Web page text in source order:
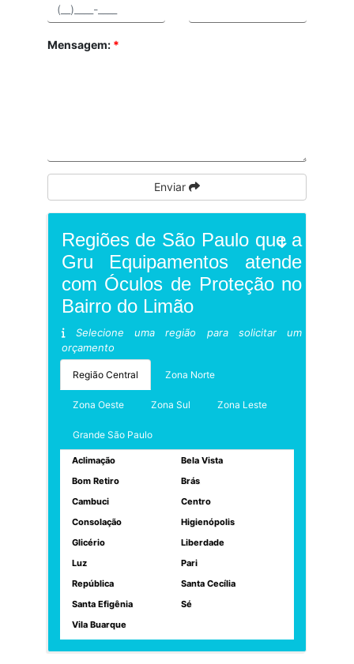
Mensagem: *
Enviar
Regiões de São Paulo que a
Gru Equipamentos atende
com Óculos de Proteção no
Bairro do Limão
Selecione uma região para solicitar um
orçamento
Região Central Zona Norte
Zona Oeste Zona Sul Zona Leste
Grande São Paulo
Aclimação
Bela Vista
Bom Retiro
Brás
Cambuci
Centro
Consolação
Higienópolis
Glicério
Liberdade
Luz
Pari
República
Santa Cecília
Santa Efigênia
Sé
Vila Buarque